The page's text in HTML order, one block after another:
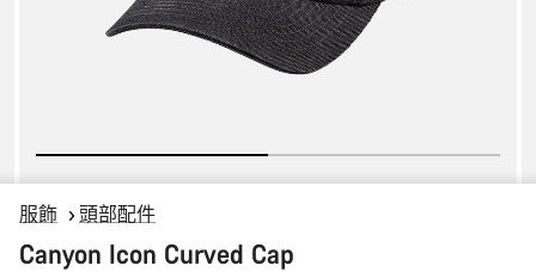
服飾 頭部配件
Canyon Icon Curved Cap